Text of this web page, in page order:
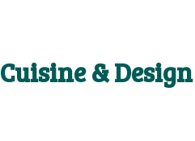
Cuisine & Design